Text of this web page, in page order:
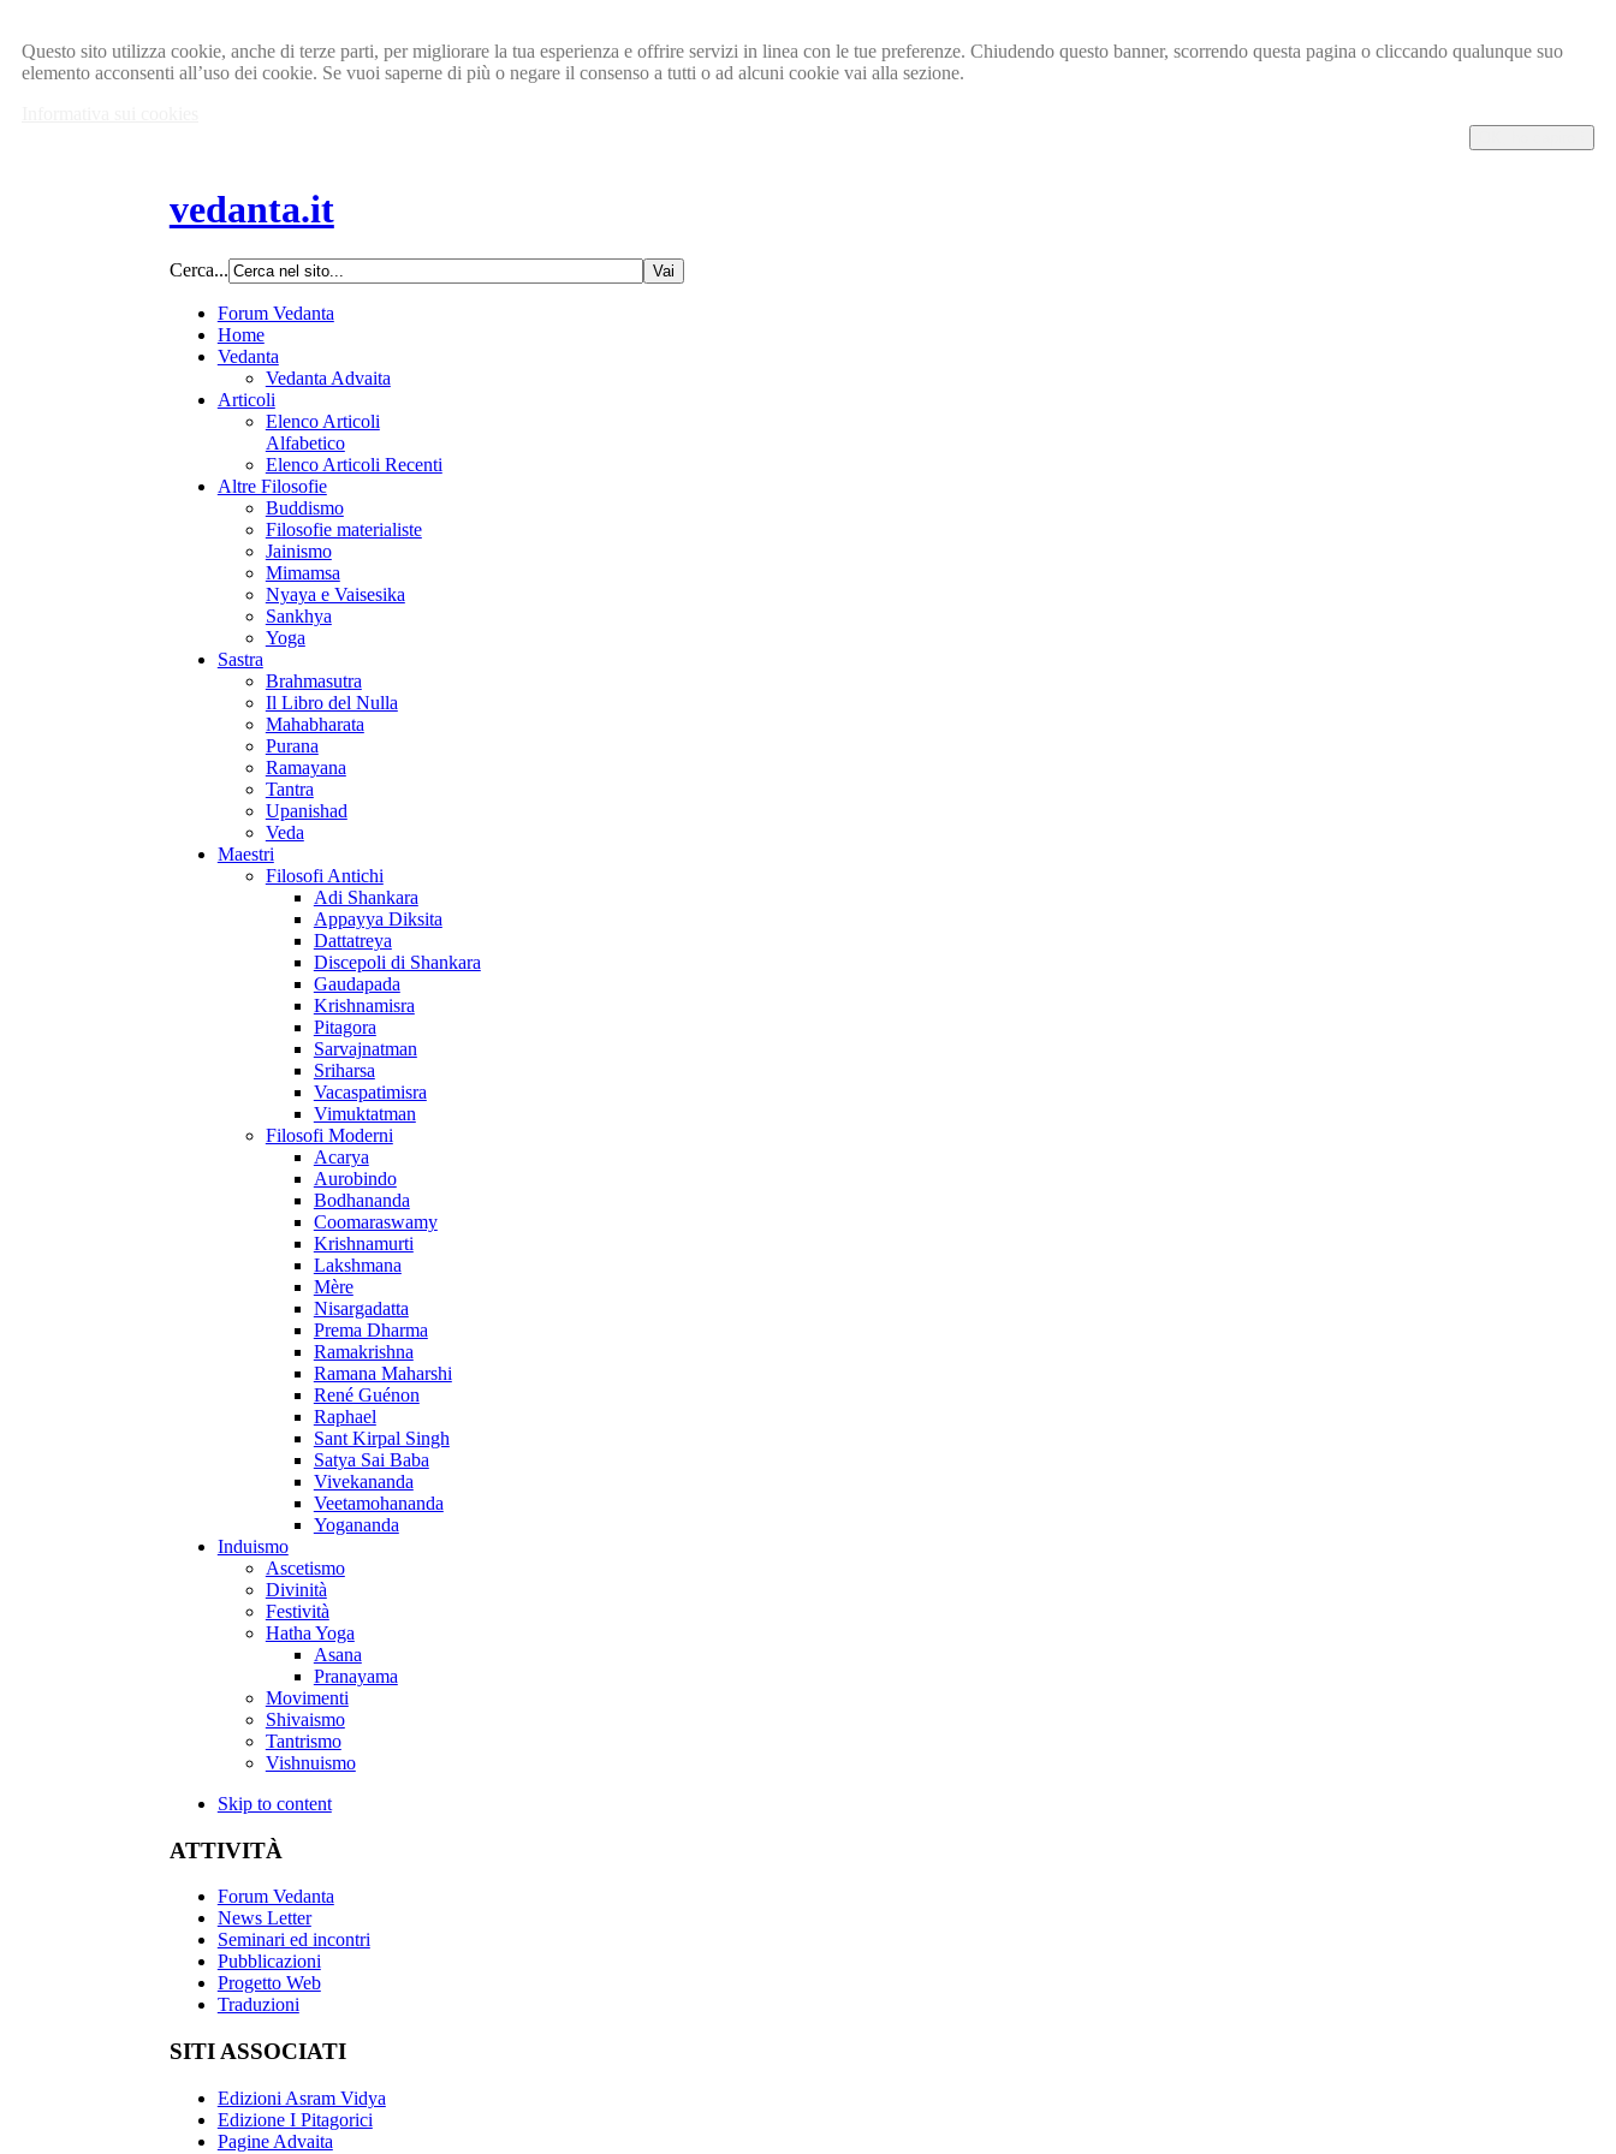
Questo sito utilizza cookie, anche di terze parti, per migliorare la tua esperienza e offrire servizi in linea con le tue preferenze. Chiudendo questo banner, scorrendo questa pagina o cliccando qualunque suo
elemento acconsenti all’uso dei cookie. Se vuoi saperne di più o negare il consenso a tutti o ad alcuni cookie vai alla sezione.
vedanta.it
Cerca...
Forum Vedanta
Home
Vedanta
Vedanta Advaita
Articoli
Elenco Articoli
Alfabetico
Elenco Articoli Recenti
Altre Filosofie
Buddismo
Filosofie materialiste
Jainismo
Mimamsa
Nyaya e Vaisesika
Sankhya
Yoga
Sastra
Brahmasutra
Il Libro del Nulla
Mahabharata
Purana
Ramayana
Tantra
Upanishad
Veda
Maestri
Filosofi Antichi
Adi Shankara
Appayya Diksita
Dattatreya
Discepoli di Shankara
Gaudapada
Krishnamisra
Pitagora
Sarvajnatman
Sriharsa
Vacaspatimisra
Vimuktatman
Filosofi Moderni
Acarya
Aurobindo
Bodhananda
Coomaraswamy
Krishnamurti
Lakshmana
Mère
Nisargadatta
Prema Dharma
Ramakrishna
Ramana Maharshi
René Guénon
Raphael
Sant Kirpal Singh
Satya Sai Baba
Vivekananda
Veetamohananda
Yogananda
Induismo
Ascetismo
Divinità
Festività
Hatha Yoga
Asana
Pranayama
Movimenti
Shivaismo
Tantrismo
Vishnuismo
Skip to content
ATTIVITÀ
Forum Vedanta
News Letter
Seminari ed incontri
Pubblicazioni
Progetto Web
Traduzioni
SITI ASSOCIATI
Edizioni Asram Vidya
Edizione I Pitagorici
Pagine Advaita